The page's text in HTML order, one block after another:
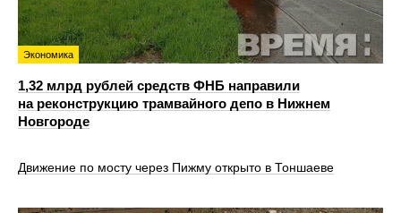
Экономика
1,32 млрд рублей средств ФНБ направили
на реконструкцию трамвайного депо в Нижнем
Новгороде
Движение по мосту через Пижму открыто в Тоншаеве